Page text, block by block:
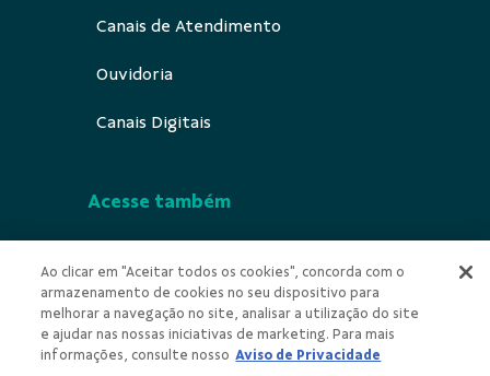
Canais de Atendimento
Ouvidoria
Canais Digitais
Acesse também
Indícios de Ilicitude
Privacidade
Ao clicar em "Aceitar todos os cookies", concorda com o
armazenamento de cookies no seu dispositivo para
melhorar a navegação no site, analisar a utilização do site
e ajudar nas nossas iniciativas de marketing. Para mais
informações, consulte nosso Aviso de Privacidade